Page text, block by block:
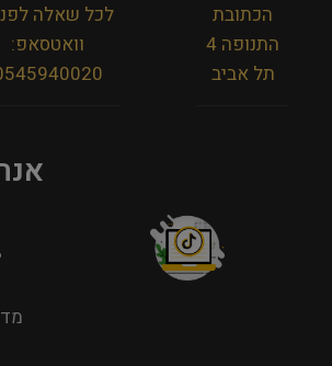
הכתובת
התנופה 4
תל אביב
לכל שאלה
וואטסאפ: